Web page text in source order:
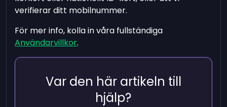
verifierar ditt mobilnummer.
För mer info, kolla in våra fullständiga
Användarvillkor.
Var den här artikeln till
hjälp?